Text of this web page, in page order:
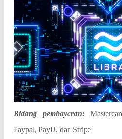
Bidang pembayaran:
Paypal, PayU, dan Stripe